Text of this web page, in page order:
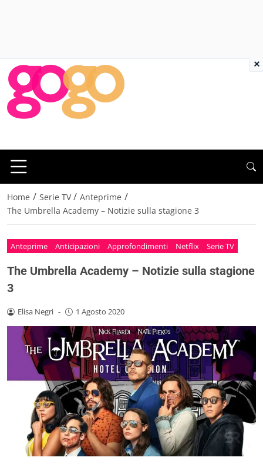
Home / Serie TV / Anteprime /
The Umbrella Academy – Notizie sulla stagione 3
Anteprime Anticipazioni Approfondimenti Netflix Serie TV
The Umbrella Academy – Notizie sulla stagione
3
Elisa Negri - 1 Agosto 2020
×